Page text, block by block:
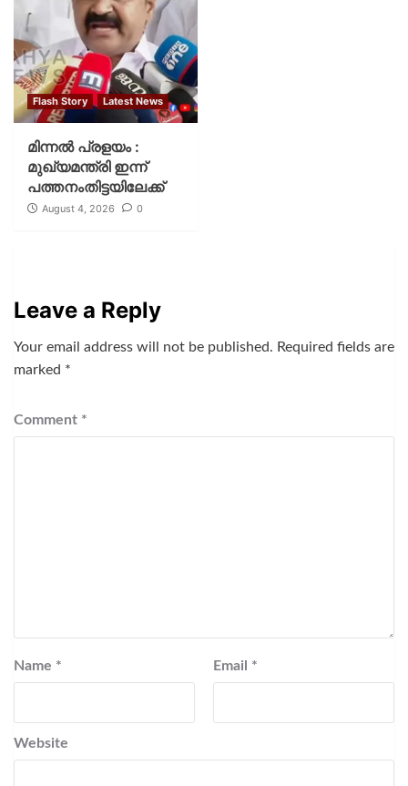
Flash Story Latest News
മിന്നല്‍ പ്രളയം :
മുഖ്യമന്ത്രി ഇന്ന്
പത്തനംതിട്ടയിലേക്ക്
August 4, 2026 0
Leave a Reply
Your email address will not be published. Required fields are
marked *
Comment *
Name * Email *
Website